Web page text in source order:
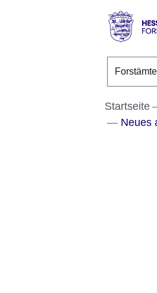
Forst
Startseite
Neues